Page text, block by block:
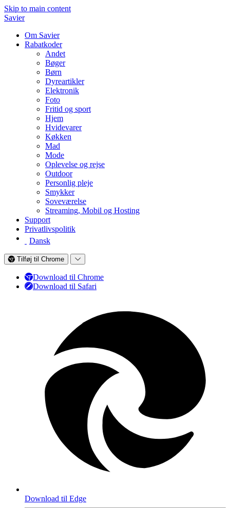
Skip to main content
Savier
Om Savier
Rabatkoder
Andet
Bøger
Børn
Dyreartikler
Elektronik
Foto
Fritid og sport
Hjem
Hvidevarer
Køkken
Mad
Mode
Oplevelse og rejse
Outdoor
Personlig pleje
Smykker
Soveværelse
Streaming, Mobil og Hosting
Support
Privatlivspolitik
Dansk
Tilføj til Chrome
Download til Chrome
Download til Safari
Download til Edge